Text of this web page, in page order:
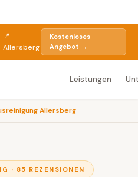
📍
Allersberg
Kostenloses
Angebot →
Leistungen
Allersberg
· 85 REZENSIONEN